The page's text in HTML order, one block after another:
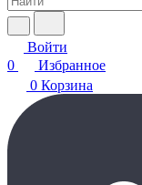
Войти
0
Избранное
0 Корзина